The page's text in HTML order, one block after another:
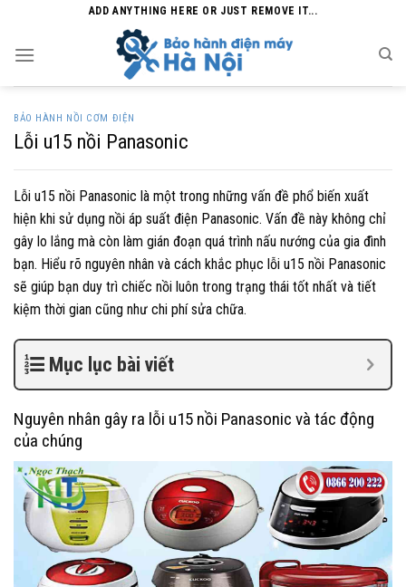
content
ADD ANYTHING HERE OR JUST REMOVE IT...
BẢO HÀNH NỒI CƠM ĐIỆN
Lỗi u15 nồi Panasonic
Lỗi u15 nồi Panasonic là một trong những vấn đề phổ biến xuất
hiện khi sử dụng nồi áp suất điện Panasonic. Vấn đề này không chỉ
gây lo lắng mà còn làm gián đoạn quá trình nấu nướng của gia đình
bạn. Hiểu rõ nguyên nhân và cách khắc phục lỗi u15 nồi Panasonic
sẽ giúp bạn duy trì chiếc nồi luôn trong trạng thái tốt nhất và tiết
kiệm thời gian cũng như chi phí sửa chữa.
Mục lục bài viết
Nguyên nhân gây ra lỗi u15 nồi Panasonic và tác động
của chúng